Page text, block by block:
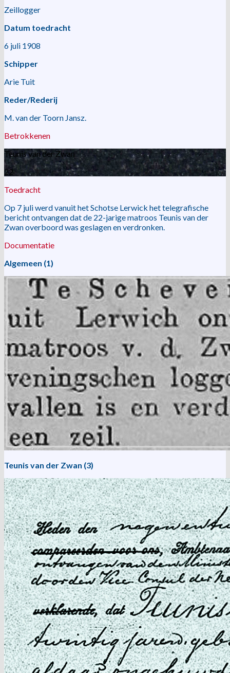
Zeillogger
Datum toedracht
6 juli 1908
Schipper
Arie Tuit
Reder/Rederij
M. van der Toorn Jansz.
Betrokkenen
Teunis van der Zwan
22
Toedracht
Op 7 juli werd vanuit het Schotse Lerwick het telegrafische
bericht ontvangen dat de 22-jarige matroos Teunis van der
Zwan overboord was geslagen en verdronken.
Documentatie
Algemeen (1)
Teunis van der Zwan (3)